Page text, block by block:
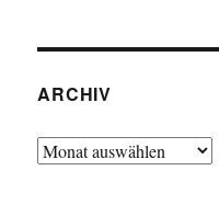
ARCHIV
Archiv